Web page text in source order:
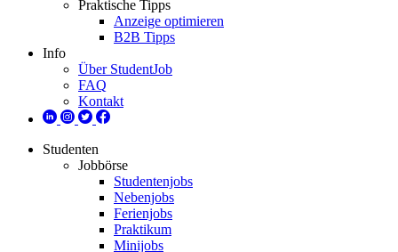
Praktische Tipps
Anzeige optimieren
B2B Tipps
Info
Über StudentJob
FAQ
Kontakt
Studenten
Jobbörse
Studentenjobs
Nebenjobs
Ferienjobs
Praktikum
Minijobs